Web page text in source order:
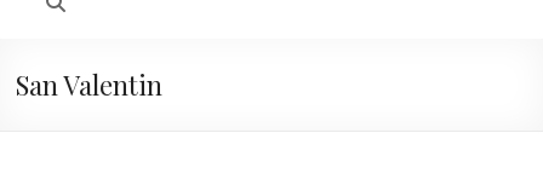
Macheri
San Valentin